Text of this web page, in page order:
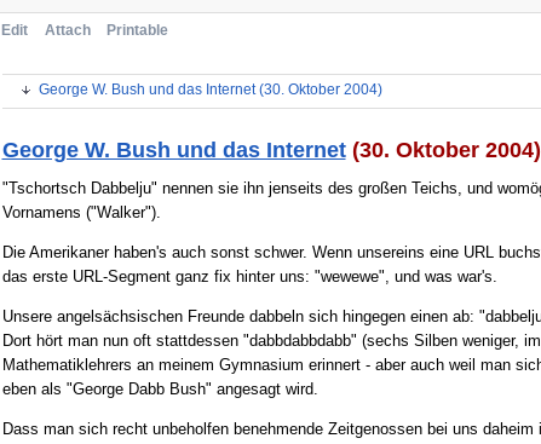
Edit Attach Printable
George W. Bush und das Internet (30. Oktober 2004)
George W. Bush und das Internet(30. Oktober 2004)
"Tschortsch Dabbelju" nennen sie ihn jenseits des großen Teichs, und
Vornamens ("Walker").
Die Amerikaner haben's auch sonst schwer. Wenn unsereins eine URL
das erste URL-Segment ganz fix hinter uns: "wewewe", und was war's.
Unsere angelsächsischen Freunde dabbeln sich hingegen einen ab:
Dort hört man nun oft stattdessen "dabbdabbdabb" (sechs Silben weniger,
Mathematiklehrers an meinem Gymnasium erinnert - aber auch weil man
eben als "George Dabb Bush" angesagt wird.
Dass man sich recht unbeholfen benehmende Zeitgenossen bei uns